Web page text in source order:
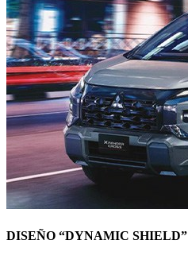
DISEÑO “DYNAMIC SHIELD”